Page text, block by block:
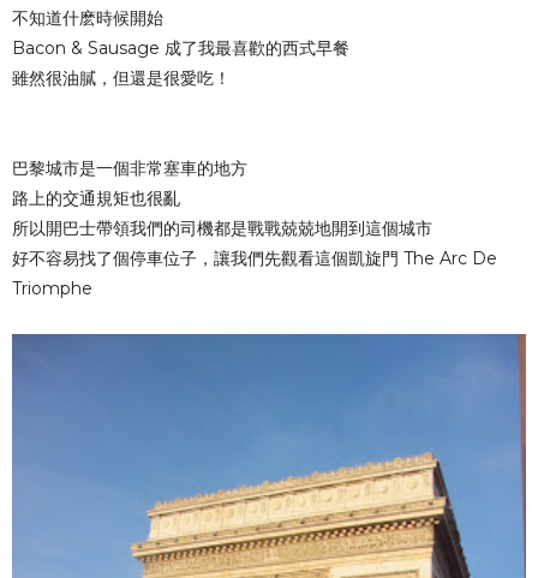
不知道什麽時候開始
Bacon & Sausage 成了我最喜歡的西式早餐
雖然很油膩，但還是很愛吃！
巴黎城市是一個非常塞車的地方
路上的交通規矩也很亂
所以開巴士帶領我們的司機都是戰戰兢兢地開到這個城市
好不容易找了個停車位子，讓我們先觀看這個凱旋門 The Arc De
Triomphe